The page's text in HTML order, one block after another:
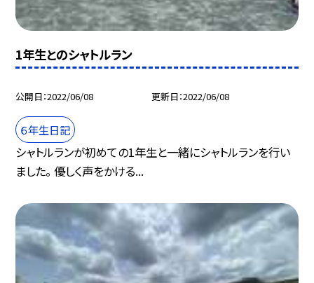
1年生とのシャトルラン
公開日 2022/06/08 更新日 2022/06/08
６年生日記
シャトルランが初めての1年生と一緒にシャトルランを行い
ました。 優しく声をかける...